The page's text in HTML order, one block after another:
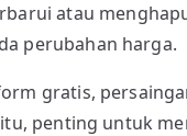
atau
perubahan harga.
gratis,
penting untuk